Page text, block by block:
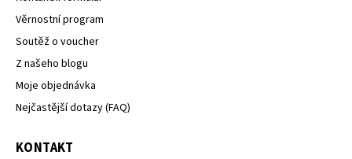
Věrnostní program
Soutěž o voucher
Z našeho blogu
Moje objednávka
Nejčastější dotazy (FAQ)
KONTAKT